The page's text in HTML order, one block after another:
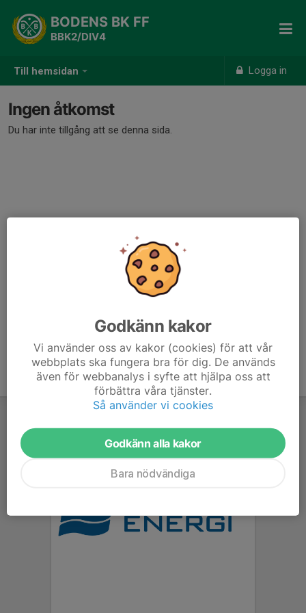
Till hemsidan Logga in
BODENS BK FF
BBK2/DIV4
Ingen åtkomst
Du har inte tillgång att se denna sida.
Godkänn kakor
Vi använder oss av kakor (cookies) för att vår
webbplats ska fungera bra för dig. De används
även för webbanalys i syfte att hjälpa oss att
förbättra våra tjänster.
Så använder vi cookies
Godkänn alla kakor
Bara nödvändiga